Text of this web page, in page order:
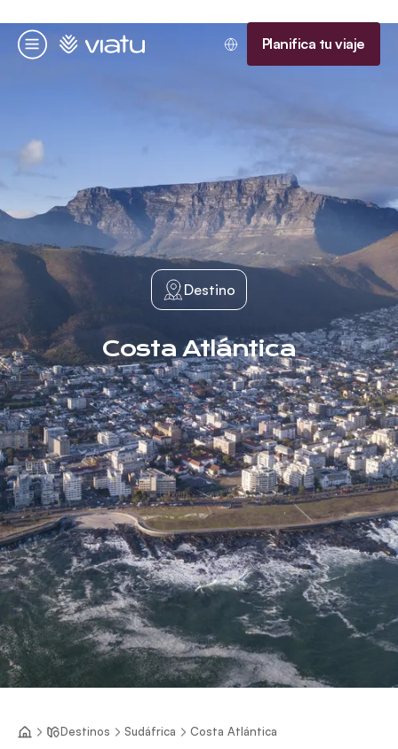
Menú
Página de inicio Planifica tu viaje
Destino
Costa Atlántica
Destinos Sudáfrica Costa Atlántica